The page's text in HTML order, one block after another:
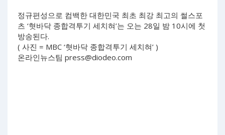
정규편성으로 컴백한 대한민국 최초 최강 최고의 썰스포
츠 ‘혓바닥 종합격투기 세치혀’는 오는 28일 밤 10시에 첫
방송된다.
( 사진 = MBC ‘혓바닥 종합격투기 세치혀’ )
온라인뉴스팀 press@diodeo.com